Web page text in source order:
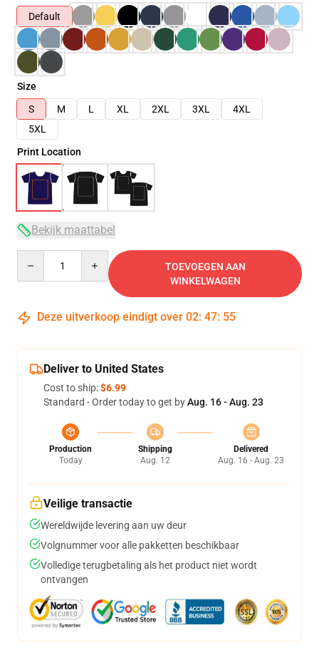
Default
Size
S
M L XL 2XL 3XL
4XL
5XL
Print Location
Bekijk maattabel
TOEVOEGEN AAN
WINKELWAGEN
Deze uitverkoop eindigt over 02: 47: 54
Deliver to United States
Cost to ship:$6.99
Standard - Order today to get byAug. 16 - Aug. 23
Production
Today
Shipping
Aug. 12
Delivered
Aug. 16 - Aug. 23
Veilige transactie
Wereldwijde levering aan uw deur
Volgnummer voor alle pakketten beschikbaar
Volledige terugbetaling als het product niet wordt
ontvangen